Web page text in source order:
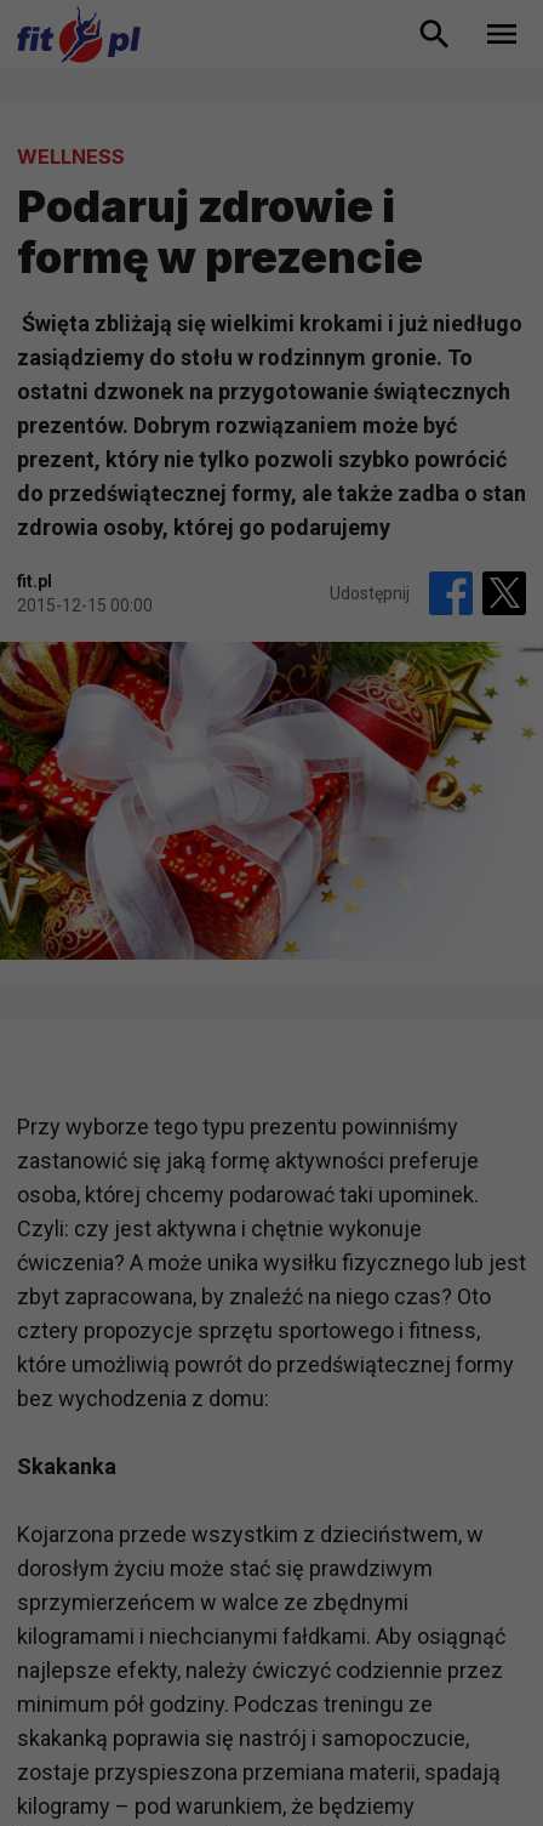
WELLNESS
Podaruj zdrowie i
formę w prezencie
Święta zbliżają się wielkimi krokami i już niedługo
zasiądziemy do stołu w rodzinnym gronie. To
ostatni dzwonek na przygotowanie świątecznych
prezentów. Dobrym rozwiązaniem może być
prezent, który nie tylko pozwoli szybko powrócić
do przedświątecznej formy, ale także zadba o stan
zdrowia osoby, której go podarujemy
fit.pl
2015-12-15 00:00
Udostępnij
Przy wyborze tego typu prezentu powinniśmy
zastanowić się jaką formę aktywności preferuje
osoba, której chcemy podarować taki upominek.
Czyli: czy jest aktywna i chętnie wykonuje
ćwiczenia? A może unika wysiłku fizycznego lub jest
zbyt zapracowana, by znaleźć na niego czas? Oto
cztery propozycje sprzętu sportowego i fitness,
które umożliwią powrót do przedświątecznej formy
bez wychodzenia z domu:
Skakanka
Kojarzona przede wszystkim z dzieciństwem, w
dorosłym życiu może stać się prawdziwym
sprzymierzeńcem w walce ze zbędnymi
kilogramami i niechcianymi fałdkami. Aby osiągnąć
najlepsze efekty, należy ćwiczyć codziennie przez
minimum pół godziny. Podczas treningu ze
skakanką poprawia się nastrój i samopoczucie,
zostaje przyspieszona przemiana materii, spadają
kilogramy – pod warunkiem, że będziemy